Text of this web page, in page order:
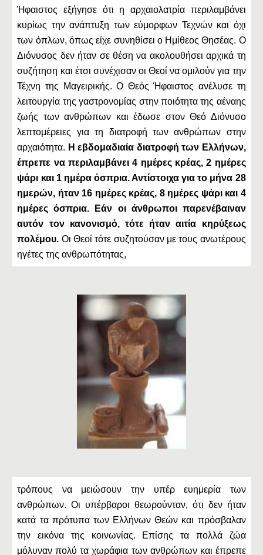
Ήφαιστος εξήγησε ότι η αρχαιολατρία περιλαμβάνει
κυρίως την ανάπτυξη των εύμορφων Τεχνών και όχι
των όπλων, όπως είχε συνηθίσει ο Ημίθεος Θησέας. Ο
Διόνυσος δεν ήταν σε θέση να ακολουθήσει αρχικά τη
συζήτηση και έτσι συνέχισαν οι Θεοί να ομιλούν για την
Τέχνη της Μαγειρικής. Ο Θεός Ήφαιστος ανέλυσε τη
λειτουργία της γαστρονομίας στην ποιότητα της αέναης
ζωής των ανθρώπων και έδωσε στον Θεό Διόνυσο
λεπτομέρειες για τη διατροφή των ανθρώπων στην
αρχαιότητα. Η εβδομαδιαία διατροφή των Ελλήνων,
έπρεπε να περιλαμβάνει 4 ημέρες κρέας, 2 ημέρες
ψάρι και 1 ημέρα όσπρια. Αντίστοιχα για το μήνα 28
ημερών, ήταν 16 ημέρες κρέας, 8 ημέρες ψάρι και 4
ημέρες όσπρια. Εάν οι άνθρωποι παρενέβαιναν
αυτόν τον κανονισμό, τότε ήταν αιτία κηρύξεως
πολέμου. Οι Θεοί τότε συζητούσαν με τους ανωτέρους
ηγέτες της ανθρωπότητας,
τρόπους να μειώσουν την υπέρ ευημερία των
ανθρώπων. Οι υπέρβαροι θεωρούνταν, ότι δεν ήταν
κατά τα πρότυπα των Ελλήνων Θεών και πρόσβαλαν
την εικόνα της κοινωνίας. Επίσης τα πολλά ζώα
μόλυναν πολύ τα χωράφια των ανθρώπων και έπρεπε